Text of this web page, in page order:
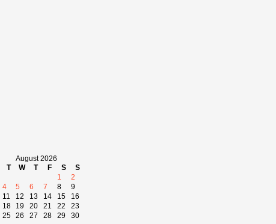
August 2026
T W T F S
S
1
2
4 5 6 7 8
9
11 12 13 14 15
16
18 19 20 21 22
23
25 26 27 28 29
30